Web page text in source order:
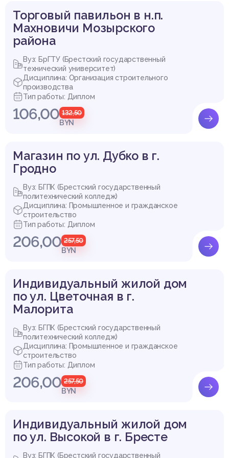
Выдержка из работы
5 Технологическая карта на возведение каркаса здани
Технологическая карта разработана на возведение каркас
а здания: стен, перегородок, монтаж плит перекрытия и др.
при возведении 36-квартирного жилого дома в составе ква
Торговый павильон в н.п.
Махновичи Мозырского
района
Вуз: БрГТУ (Брестский государственный
технический университет)
Дисциплина: Организация строительного
производства
Тип работы: Диплом
106,00 132,50
BYN
Магазин по ул. Дубко в г.
Гродно
Вуз: БГПК (Брестский государственный
политехнический колледж)
Дисциплина: Промышленное и гражданское
строительство
Тип работы: Диплом
206,00 257,50
BYN
Индивидуальный жилой дом
по ул. Цветочная в г.
Малорита
Вуз: БГПК (Брестский государственный
политехнический колледж)
Дисциплина: Промышленное и гражданское
строительство
Тип работы: Диплом
206,00 257,50
BYN
Индивидуальный жилой дом
по ул. Высокой в г. Бресте
Вуз: БГПК (Брестский государственный